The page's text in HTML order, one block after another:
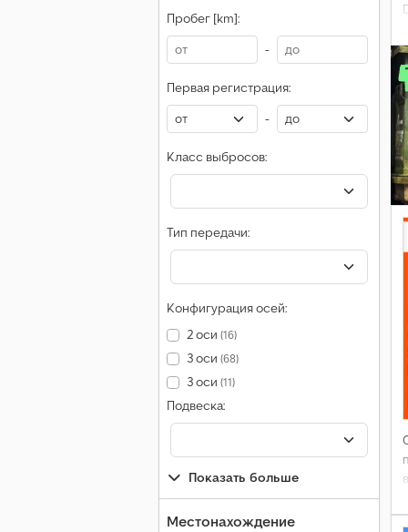
Пробег [km]:
-
Первая регистрация:
-
Класс выбросов:
Тип передачи:
Конфигурация осей:
2 оси (16)
3 оси (68)
3 оси (11)
Подвеска:
Показать больше
Местонахождение